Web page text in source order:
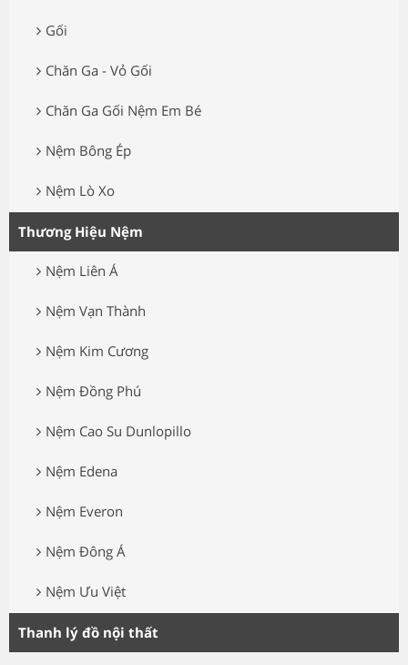
Gối
Chăn Ga - Vỏ Gối
Chăn Ga Gối Nệm Em Bé
Nệm Bông Ép
Nệm Lò Xo
Thương Hiệu Nệm
Nệm Liên Á
Nệm Vạn Thành
Nệm Kim Cương
Nệm Đồng Phú
Nệm Cao Su Dunlopillo
Nệm Edena
Nệm Everon
Nệm Đông Á
Nệm Ưu Việt
Thanh lý đồ nội thất